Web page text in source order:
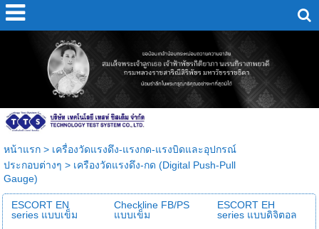
หน้าแรก> เครื่องวัดแรงดึง-แรงกด-แรงบิดและอุปกรณ์
ประกอบต่างๆ > เครืองวัดแรงดึง-กด (Digital Push-Pull
Gauge)
ESCORT EN
series แบบเข็ม
Checkline FB/PS
แบบเข็ม
ESCORT EH
series แบบดิจิตอล